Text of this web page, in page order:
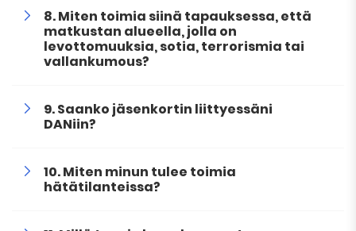
Miten toimia siinä tapauksessa, että
matkustan alueella, jolla on
levottomuuksia, sotia, terrorismia tai
vallankumous?
Saanko jäsenkortin liittyessäni
DANiin?
Miten minun tulee toimia
hätätilanteissa?